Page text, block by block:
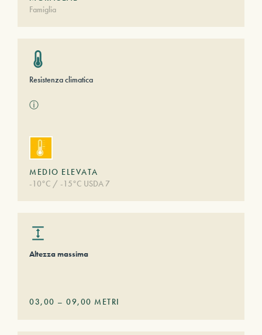
Famiglia
Resistenza climatica
ⓘ
MEDIO ELEVATA
-10°C / -15°C USDA 7
Altezza massima
03,00 – 09,00 METRI